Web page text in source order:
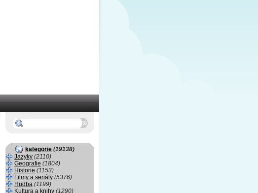
kategorie (19138)
Jazyky (2110)
Geografie (1804)
Historie (1153)
Filmy a seriály (5376)
Hudba (1199)
Kultura a knihy (1290)